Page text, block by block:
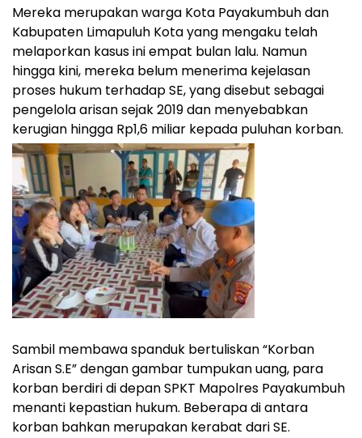
Mereka merupakan warga Kota Payakumbuh dan
Kabupaten Limapuluh Kota yang mengaku telah
melaporkan kasus ini empat bulan lalu. Namun
hingga kini, mereka belum menerima kejelasan
proses hukum terhadap SE, yang disebut sebagai
pengelola arisan sejak 2019 dan menyebabkan
kerugian hingga Rp1,6 miliar kepada puluhan korban.
Sambil membawa spanduk bertuliskan “Korban
Arisan S.E” dengan gambar tumpukan uang, para
korban berdiri di depan SPKT Mapolres Payakumbuh
menanti kepastian hukum. Beberapa di antara
korban bahkan merupakan kerabat dari SE.